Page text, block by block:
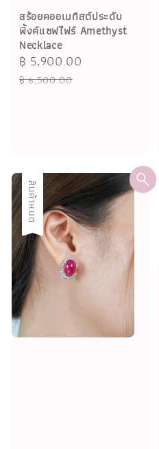
สร้อยคออเมทิสต์ประดับ
พิ้งค์แซฟไฟร์ Amethyst
Necklace
Sale
price
฿ 5,900.00
฿ 6,500.00
ลด
สินค้าหมด